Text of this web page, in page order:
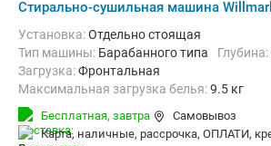
Стирально-сушильная машина
Установка:Отдельно стоящая
Тип машины: Барабанного типа Глубина:
загрузка:Фронтальная
Максимальная загрузка белья:9.5 кг
Количество программ:
Сушка:Есть Материал бака:
Бесплатная, завтра
Самовывоз
карта, наличные, рассрочка, ОПЛАТИ,